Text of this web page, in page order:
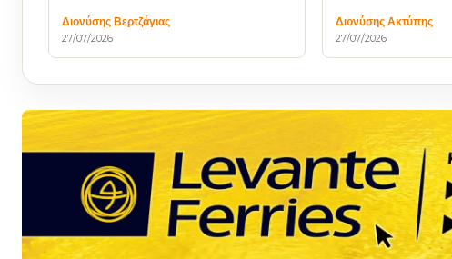
Διονύσης Βερτζάγιας
27/07/2026
Διονύσης Ακτύπης
27/07/2026